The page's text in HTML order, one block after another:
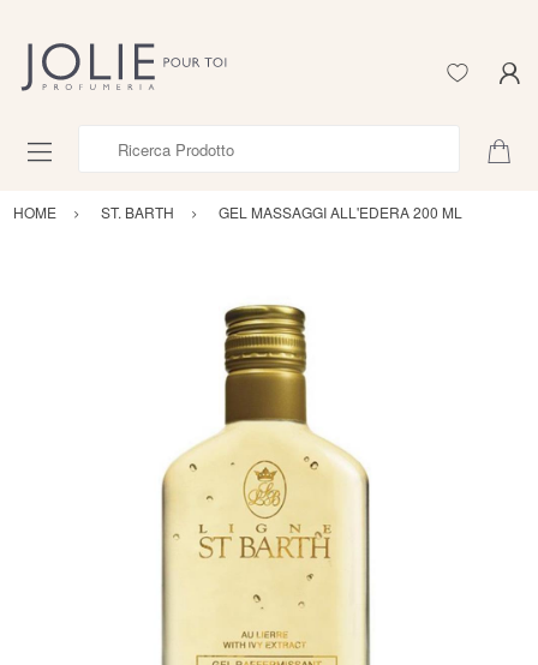
HOME ST. BARTH GEL MASSAGGI ALL'EDERA 200 ML